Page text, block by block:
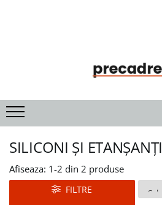
Siliconi și Etanșanți
Adezivi și Grunduri
Unelte și Accesorii
Curățare și Întreținere
Precadre Termoizolante
Solbancuri Termoizolante
SILICONI ȘI ETANȘANȚI
Afiseaza: 1-2 din 2 produse
FILTRE